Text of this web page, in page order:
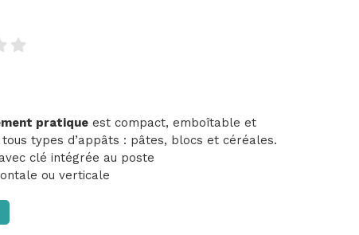
pratique est compact, emboîtable et
types d’appâts : pâtes, blocs et céréales.
clé intégrée au poste
ou verticale